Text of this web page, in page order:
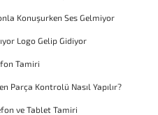
Konuşurken Ses Gelmiyor
Logo Gelip Gidiyor
Tamiri
Parça Kontrolü Nasıl Yapılır?
ve Tablet Tamiri